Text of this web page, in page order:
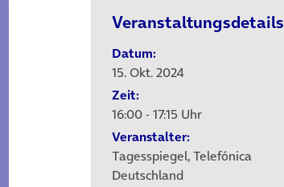
Veranstaltungsdetails
Datum:
15. Okt. 2024
Zeit:
16:00 - 17:15 Uhr
Veranstalter:
Tagesspiegel, Telefónica
Deutschland